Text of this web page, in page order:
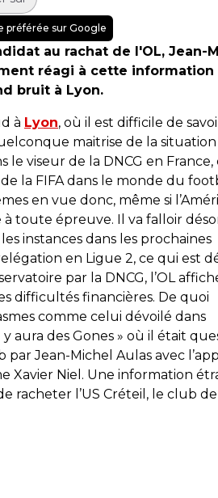
préférée sur Google
au rachat de l'OL, Jean-
réagi à cette information
bruit à Lyon.
à Lyon, où il est difficile de
maitrise de la situation
le viseur de la DNCG en France,
de la FIFA dans le monde du
en vue donc, même si
toute épreuve. Il va falloir
instances dans les prochaines
en Ligue 2, ce qui est
par la DNCG, l’OL
difficultés financières. De quoi
comme celui dévoilé dans
y aura des Gones » où il était
par Jean-Michel Aulas avec
Xavier Niel. Une information
racheter l’US Créteil, le club de